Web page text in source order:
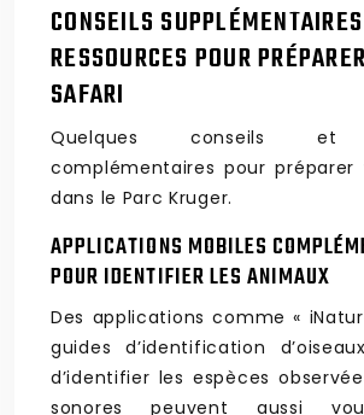
CONSEILS
RESSOURCES POUR
SAFARI
Quelques conseils et
complémentaires pour préparer
dans le Parc Kruger.
APPLICATIONS MOBILES
POUR IDENTIFIER LES ANIMAUX
Des applications comme «
guides d’identification
d’identifier les espèces
sonores peuvent aussi